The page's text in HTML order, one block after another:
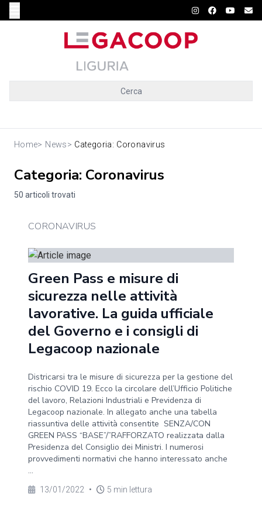
Cerca
Home> News> Categoria: Coronavirus
Categoria: Coronavirus
50 articoli trovati
CORONAVIRUS
Green Pass e misure di
sicurezza nelle attività
lavorative. La guida ufficiale
del Governo e i consigli di
Legacoop nazionale
Districarsi tra le misure di sicurezza per la gestione del
rischio COVID 19. Ecco la circolare dell’Ufficio Politiche
del lavoro, Relazioni Industriali e Previdenza di
Legacoop nazionale. In allegato anche una tabella
riassuntiva delle attività consentite SENZA/CON
GREEN PASS “BASE”/”RAFFORZATO realizzata dalla
Presidenza del Consiglio dei Ministri. I numerosi
provvedimenti normativi che hanno interessato anche
...
13/01/2022 • 5 min lettura